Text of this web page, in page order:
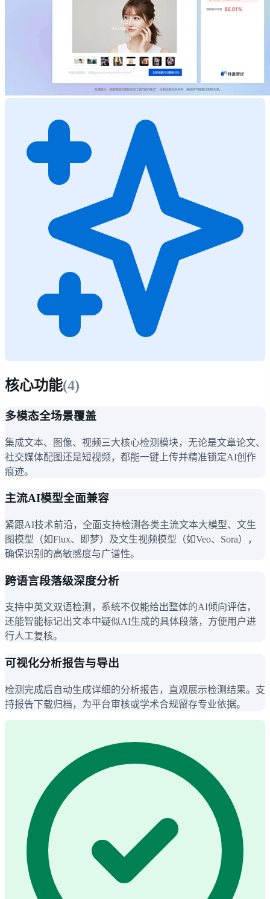
核心功能(4)
多模态全场景覆盖
集成文本、图像、视频三大核心检测模块，无论是文章论文、
社交媒体配图还是短视频，都能一键上传并精准锁定AI创作
痕迹。
主流AI模型全面兼容
紧跟AI技术前沿，全面支持检测各类主流文本大模型、文生
图模型（如Flux、即梦）及文生视频模型（如Veo、Sora），
确保识别的高敏感度与广谱性。
跨语言段落级深度分析
支持中英文双语检测，系统不仅能给出整体的AI倾向评估，
还能智能标记出文本中疑似AI生成的具体段落，方便用户进
行人工复核。
可视化分析报告与导出
检测完成后自动生成详细的分析报告，直观展示检测结果。支
持报告下载归档，为平台审核或学术合规留存专业依据。